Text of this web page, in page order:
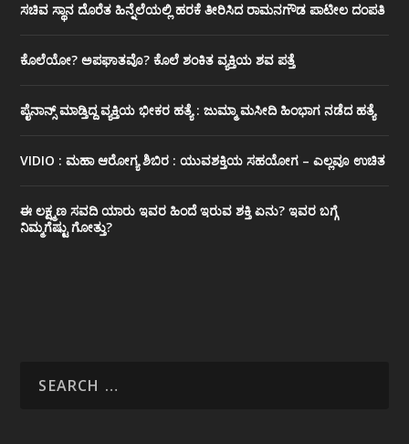
ಸಚಿವ ಸ್ಥಾನ ದೊರೆತ ಹಿನ್ನೆಲೆಯಲ್ಲಿ ಹರಕೆ ತೀರಿಸಿದ ರಾಮನಗೌಡ ಪಾಟೀಲ ದಂಪತಿ
ಕೊಲೆಯೋ? ಅಪಘಾತವೊ? ಕೊಲೆ ಶಂಕಿತ ವ್ಯಕ್ತಿಯ ಶವ ಪತ್ತೆ
ಪೈನಾನ್ಸ್ ಮಾಡ್ತಿದ್ದ ವ್ಯಕ್ತಿಯ ಭೀಕರ‌ ಹತ್ಯೆ : ಜುಮ್ಮಾ ಮಸೀದಿ ಹಿಂಭಾಗ ನಡೆದ ಹತ್ಯೆ
VIDIO : ಮಹಾ ಆರೋಗ್ಯ ಶಿಬಿರ : ಯುವಶಕ್ತಿಯ ಸಹಯೋಗ – ಎಲ್ಲವೂ ಉಚಿತ
ಈ ಲಕ್ಷ್ಮಣ ಸವದಿ ಯಾರು ಇವರ ಹಿಂದೆ ಇರುವ ಶಕ್ತಿ ಏನು? ಇವರ ಬಗ್ಗೆ
ನಿಮ್ಮಗೆಷ್ಟು ಗೋತ್ತು?